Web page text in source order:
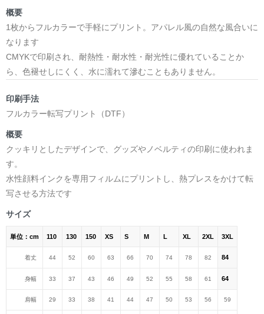
概要
1枚からフルカラーで手軽にプリント。アパレル風の自然な風合いに
なります
CMYKで印刷され、耐熱性・耐水性・耐光性に優れていることか
ら、色褪せしにくく、水に濡れて滲むこともありません。
印刷手法
フルカラー転写プリント（DTF）
概要
クッキリとしたデザインで、グッズやノベルティの印刷に使われま
す。
水性顔料インクを専用フィルムにプリントし、熱プレスをかけて転
写させる方法です
サイズ
単位：cm 110 130 150 XS S M L XL 2XL 3XL
着丈 44 52 60 63 66 70 74 78 82 84
身幅 33 37 43 46 49 52 55 58 61 64
肩幅 29 33 38 41 44 47 50 53 56 59